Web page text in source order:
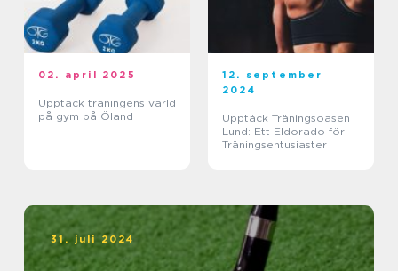
02. april 2025
Upptäck träningens värld
på gym på Öland
12. september
2024
Upptäck Träningsoasen
Lund: Ett Eldorado för
Träningsentusiaster
31. juli 2024